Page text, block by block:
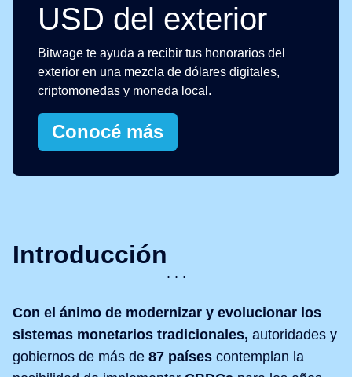
USD del exterior
Bitwage te ayuda a recibir tus honorarios del
exterior en una mezcla de dólares digitales,
criptomonedas y moneda local.
Conocé más
Introducción
Con el ánimo de modernizar y evolucionar los
sistemas monetarios tradicionales, autoridades y
gobiernos de más de 87 países contemplan la